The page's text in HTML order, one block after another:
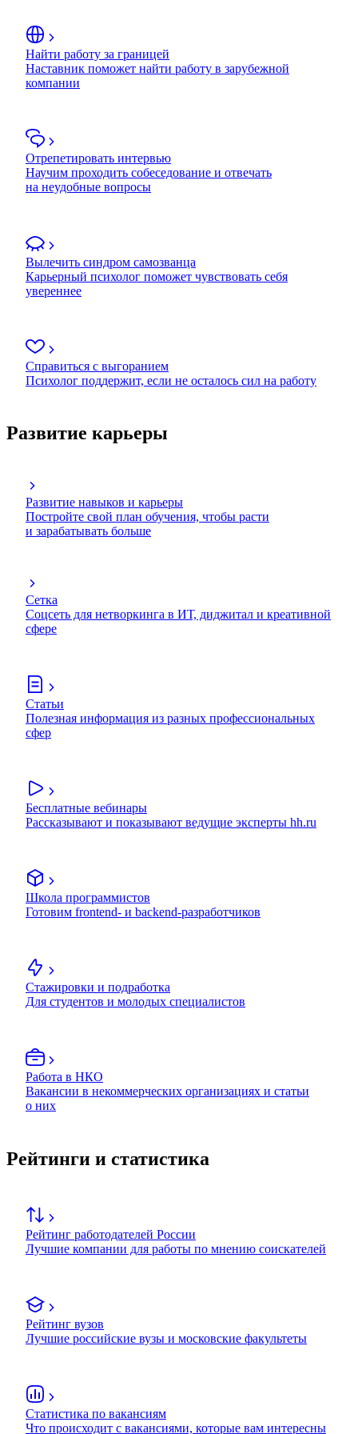
Найти работу за границей
Наставник поможет найти работу в зарубежной
компании
Отрепетировать интервью
Научим проходить собеседование и отвечать
на неудобные вопросы
Вылечить синдром самозванца
Карьерный психолог поможет чувствовать себя
увереннее
Справиться с выгоранием
Психолог поддержит, если не осталось сил на работу
Развитие карьеры
Развитие навыков и карьеры
Постройте свой план обучения, чтобы расти
и зарабатывать больше
Сетка
Соцсеть для нетворкинга в ИТ, диджитал и креативной
сфере
Статьи
Полезная информация из разных профессиональных
сфер
Бесплатные вебинары
Рассказывают и показывают ведущие эксперты hh.ru
Школа программистов
Готовим frontend- и backend-разработчиков
Стажировки и подработка
Для студентов и молодых специалистов
Работа в НКО
Вакансии в некоммерческих организациях и статьи
о них
Рейтинги и статистика
Рейтинг работодателей России
Лучшие компании для работы по мнению соискателей
Рейтинг вузов
Лучшие российские вузы и московские факультеты
Статистика по вакансиям
Что происходит с вакансиями, которые вам интересны